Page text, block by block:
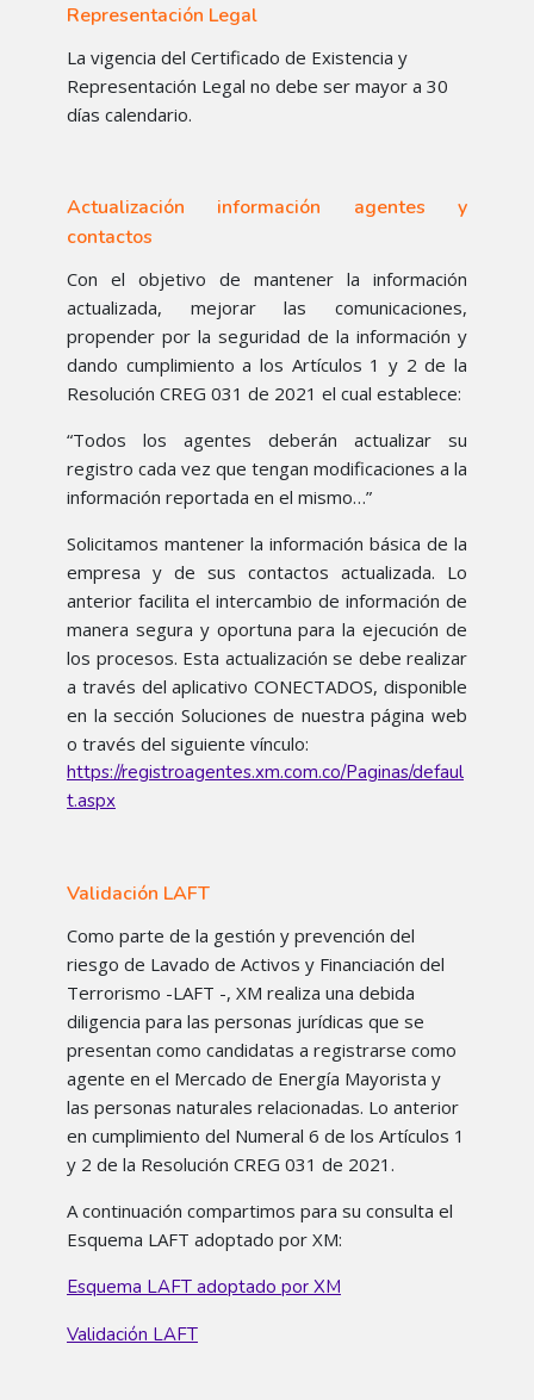
Representación Legal
La vigencia del Certificado de Existencia y
Representación Legal no debe ser mayor a 30
días calendario.
Actualización información agentes y
contactos
Con el objetivo de mantener la información
actualizada, mejorar las comunicaciones,
propender por la seguridad de la información y
dando cumplimiento a los Artículos 1 y 2 de la
Resolución CREG 031 de 2021 el cual establece:
“Todos los agentes deberán actualizar su
registro cada vez que tengan modificaciones a la
información reportada en el mismo…”
Solicitamos mantener la información básica de la
empresa y de sus contactos actualizada. Lo
anterior facilita el intercambio de información de
manera segura y oportuna para la ejecución de
los procesos. Esta actualización se debe realizar
a través del aplicativo CONECTADOS, disponible
en la sección Soluciones de nuestra página web
o través del siguiente vínculo:
https://registroagentes.xm.com.co/Paginas/defaul
t.aspx
Validación LAFT
Como parte de la gestión y prevención del
riesgo de Lavado de Activos y Financiación del
Terrorismo -LAFT -, XM realiza una debida
diligencia para las personas jurídicas que se
presentan como candidatas a registrarse como
agente en el Mercado de Energía Mayorista y
las personas naturales relacionadas. Lo anterior
en cumplimiento del Numeral 6 de los Artículos 1
y 2 de la Resolución CREG 031 de 2021.
A continuación compartimos para su consulta el
Esquema LAFT adoptado por XM:
Esquema LAFT adoptado por XM
Validación LAFT